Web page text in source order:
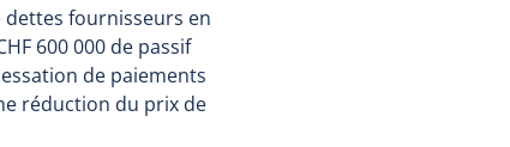
dettes fournisseurs en
600 000 de passif
de paiements
réduction du prix de